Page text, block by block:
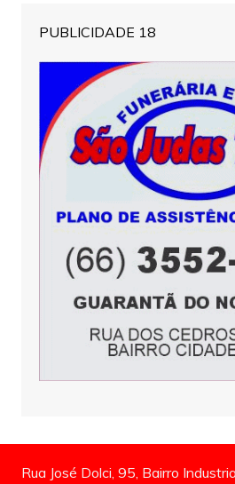
PUBLICIDADE 18
Rua José Dolci, 95, Bairro